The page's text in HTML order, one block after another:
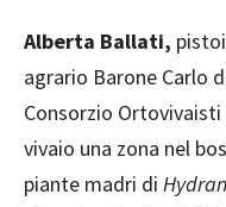
Alberta Ballati,
agrario Barone Carlo
Consorzio
vivaio una zona nel
piante madri di